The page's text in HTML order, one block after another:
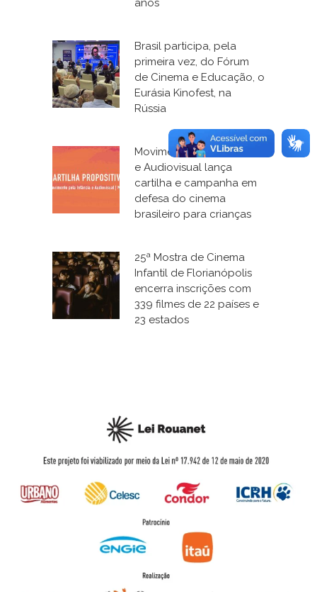
anos
Brasil participa, pela
primeira vez, do Fórum
de Cinema e Educação, o
Eurásia Kinofest, na
Rússia
Movimento pela Infância
e Audiovisual lança
cartilha e campanha em
defesa do cinema
brasileiro para crianças
25ª Mostra de Cinema
Infantil de Florianópolis
encerra inscrições com
339 filmes de 22 países e
23 estados